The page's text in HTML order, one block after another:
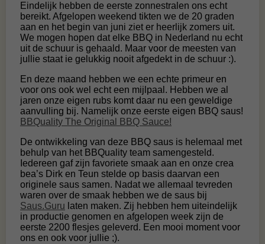
Eindelijk hebben de eerste zonnestralen ons echt
bereikt. Afgelopen weekend tikten we de 20 graden
aan en het begin van juni ziet er heerlijk zomers uit.
We mogen hopen dat elke BBQ in Nederland nu echt
uit de schuur is gehaald. Maar voor de meesten van
jullie staat ie gelukkig nooit afgedekt in de schuur :).
En deze maand hebben we een echte primeur en
voor ons ook wel echt een mijlpaal. Hebben we al
jaren onze eigen rubs komt daar nu een geweldige
aanvulling bij. Namelijk onze eerste eigen BBQ saus!
BBQuality The Original BBQ Sauce!
De ontwikkeling van deze BBQ saus is helemaal met
behulp van het BBQuality team samengesteld.
Iedereen gaf zijn favoriete smaak aan en onze crea
bea’s Dirk en Teun stelde op basis daarvan een
originele saus samen. Nadat we allemaal tevreden
waren over de smaak hebben we de saus bij
Saus.Guru laten maken. Zij hebben hem uiteindelijk
in productie genomen en afgelopen week zijn de
eerste 2200 flesjes geleverd. Een mooi moment voor
ons en ook voor jullie ;).